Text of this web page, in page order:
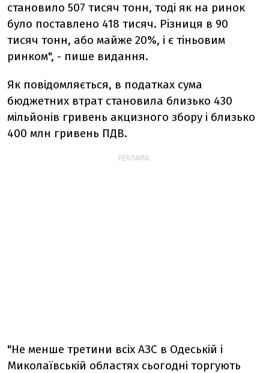
становило 507 тисяч тонн, тоді як на ринок
було поставлено 418 тисяч. Різниця в 90
тисяч тонн, або майже 20%, і є тіньовим
ринком", - пише видання.
Як повідомляється, в податках сума
бюджетних втрат становила близько 430
мільйонів гривень акцизного збору і близько
400 млн гривень ПДВ.
РЕКЛАМА:
"Не менше третини всіх АЗС в Одеській і
Миколаївській областях сьогодні торгують